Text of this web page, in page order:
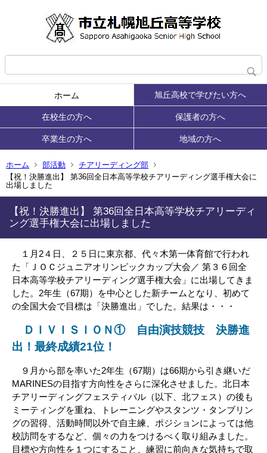
ホーム 旭丘高校で学びたい方へ
在校生の方へ 保護者の方へ
卒業生の方へ 地域の方へ
ホーム 部活動
チアリーディング部
【祝！決勝進出】 第36回全日本高等学校チアリーディング選手権大会に
出場しました
【祝！決勝進出】 第36回全日本高等学校チアリーディ
ング選手権大会に出場しました
１月2４日、２５日に東京都、代々木第一体育館で行われ
た「ＪＯＣジュニアオリンピックカップ大会／ 第３６回全
日本高等学校チアリーディング選手権大会」に出場してきま
した。 2年生（67期）を中心とした新チームとなり、 初めて
の全国大会で目標は「決勝進出」でした。 結果は・・・
ＤＩＶＩＳＩＯＮ① 自由演技競技 決勝進
出！最終成績21位！
９月から部を率いた2年生（67期）は66期から引き継いだ
MARINESの目指す方向性をさらに深化させました。北日本
チアリーディングフェスティバル（以下、北フェス）の後も
ミーティングを重ね、トレーニングやスタンツ・タンブリン
グの習得、活動時間以外で自主練、ポジションによっては他
校訪問をするなど、個々の力をつけるべく取り組みました。
目標や方向性を１つにすること、練習に前向きな気持ちで取